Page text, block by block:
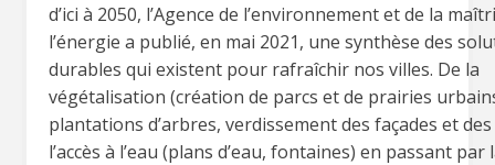
d’ici à 2050, l’Agence de l’environnement et de la
l’énergie a publié, en mai 2021, une synthèse des
durables qui existent pour rafraîchir nos villes. De la
végétalisation (création de parcs et de prairies
plantations d’arbres, verdissement des façades et
l’accès à l’eau (plans d’eau, fontaines) en passant par